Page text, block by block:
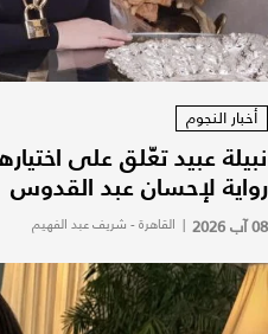
أخبار النجوم
نبيلة عبيد تعّلق على
رواية لإحسان عبد القدوس
08 آب 2026 | القاهرة - شريف عبد الفهيم